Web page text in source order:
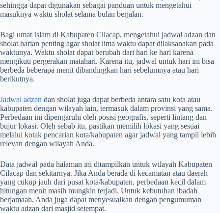
sehingga dapat digunakan sebagai panduan untuk mengetahui
masuknya waktu sholat selama bulan berjalan.
Bagi umat Islam di Kabupaten Cilacap, mengetahui jadwal adzan dan
sholat harian penting agar sholat lima waktu dapat dilaksanakan pada
waktunya. Waktu sholat dapat berubah dari hari ke hari karena
mengikuti pergerakan matahari. Karena itu, jadwal untuk hari ini bisa
berbeda beberapa menit dibandingkan hari sebelumnya atau hari
berikutnya.
Jadwal adzan dan sholat juga dapat berbeda antara satu kota atau
kabupaten dengan wilayah lain, termasuk dalam provinsi yang sama.
Perbedaan ini dipengaruhi oleh posisi geografis, seperti lintang dan
bujur lokasi. Oleh sebab itu, pastikan memilih lokasi yang sesuai
melalui kotak pencarian kota/kabupaten agar jadwal yang tampil lebih
relevan dengan wilayah Anda.
Data jadwal pada halaman ini ditampilkan untuk wilayah Kabupaten
Cilacap dan sekitarnya. Jika Anda berada di kecamatan atau daerah
yang cukup jauh dari pusat kota/kabupaten, perbedaan kecil dalam
hitungan menit masih mungkin terjadi. Untuk kebutuhan ibadah
berjamaah, Anda juga dapat menyesuaikan dengan pengumuman
waktu adzan dari masjid setempat.